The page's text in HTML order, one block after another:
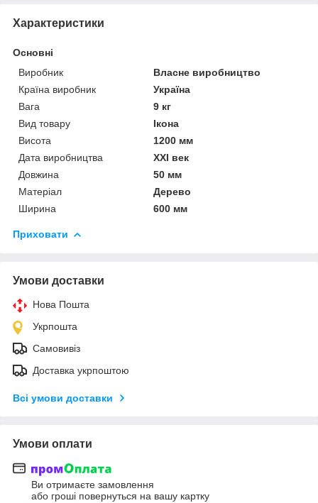
Характеристики
Основні
Виробник
Власне виробництво
Країна виробник
Україна
Вага
9 кг
Вид товару
Ікона
Висота
1200 мм
Дата виробництва
XXI век
Довжина
50 мм
Матеріал
Дерево
Ширина
600 мм
Приховати
Умови доставки
Нова Пошта
Укрпошта
Самовивіз
Доставка укрпоштою
Всі умови доставки
Умови оплати
Ви отримаєте замовлення
або гроші повернуться на вашу картку